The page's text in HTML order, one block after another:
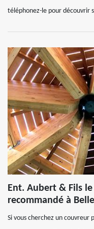
téléphonez-le pour découvrir
Ent. Aubert & Fils
recommandé à
Si vous cherchez un couvreur